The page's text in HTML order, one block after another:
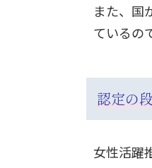
また、国
ているの
認定の
女性活躍